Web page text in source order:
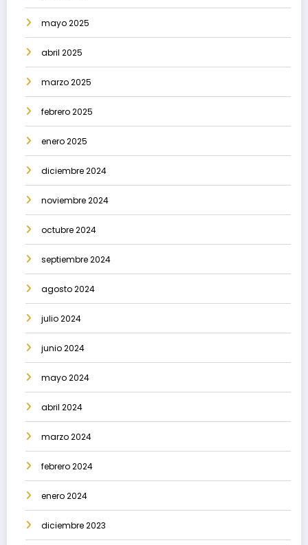
mayo 2025
abril 2025
marzo 2025
febrero 2025
enero 2025
diciembre 2024
noviembre 2024
octubre 2024
septiembre 2024
agosto 2024
julio 2024
junio 2024
mayo 2024
abril 2024
marzo 2024
febrero 2024
enero 2024
diciembre 2023